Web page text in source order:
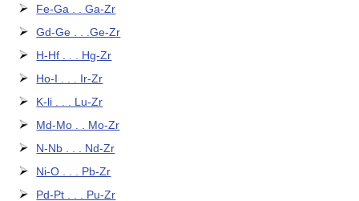
Fe-Ga . . Ga-Zr
Gd-Ge . . .Ge-Zr
H-Hf . . . Hg-Zr
Ho-I . . . Ir-Zr
K-li . . . Lu-Zr
Md-Mo . . Mo-Zr
N-Nb . . . Nd-Zr
Ni-O . . . Pb-Zr
Pd-Pt . . . Pu-Zr